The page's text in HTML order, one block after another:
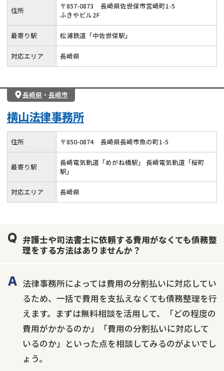
住所 〒857-0873
長崎県佐世保市宮崎町1-5
ふきやビル2F
最寄り駅 松浦鉄道「中佐世保駅」
対応エリア 長崎県
長崎県 ・ 長崎市
横山法律事務所
住所 〒850-0874 長崎県長崎市魚の町1-5
最寄り駅
長崎電気軌道「めがね橋駅」 長崎電気軌道「桜町
駅」
対応エリア 長崎県
弁護士や司法書士に依頼する費用がなくても債務整
理をする方法はありませんか？
法律事務所によっては費用の分割払いに対応してい
るため、一括で費用を支払えなくても債務整理を行
えます。まずは無料相談を活用して、「どの程度の
費用がかかるのか」「費用の分割払いに対応して
いるのか」といった点を相談してみるのがよいでし
ょう。